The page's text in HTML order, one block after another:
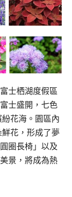
士栖湖度假區
士盛開，七色
花海 。園區內
花， 形成了夢
圈長椅」以及
景，將成為熱